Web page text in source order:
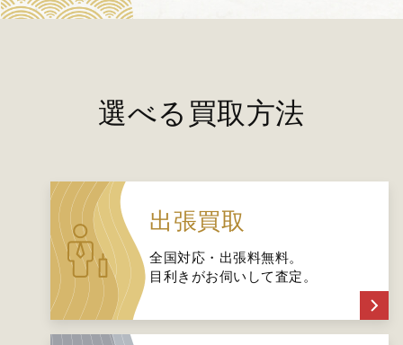
選べる買取方法
出張買取
全国対応・出張料無料。
目利きがお伺いして査定。